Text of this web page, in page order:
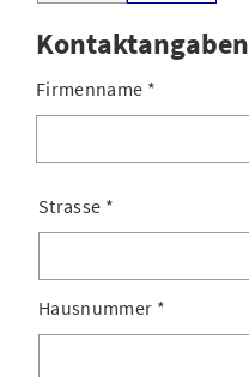
Kontaktangaben
Firmenname *
Strasse *
Hausnummer *